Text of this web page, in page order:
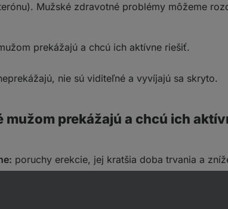
Mužské zdravotné problémy môžeme
prekážajú a chcú ich aktívne riešiť.
nie sú viditeľné a vyvíjajú sa skryto.
mužom prekážajú a chcú ich
poruchy erekcie, jej kratšia doba trvania a